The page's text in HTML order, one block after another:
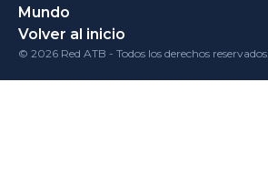
Mundo
Volver al inicio
© 2026 Red ATB - Todos los derechos reservados.